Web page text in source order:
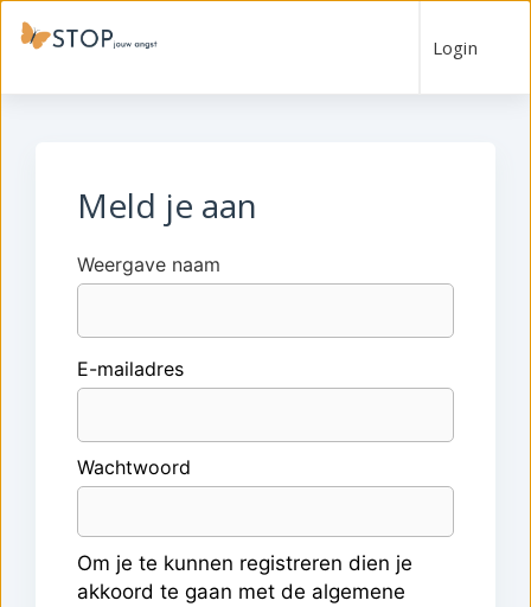
Login
Meld je aan
Weergave naam
E-mailadres
Wachtwoord
Om je te kunnen registreren dien je
akkoord te gaan met de algemene